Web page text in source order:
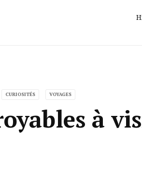
CURIOSITÉS VOYAGES
à